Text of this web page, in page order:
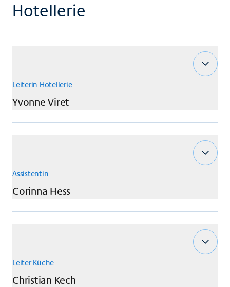
Hotellerie
Leiterin Hotellerie
Yvonne Viret
Assistentin
Corinna Hess
Leiter Küche
Christian Kech